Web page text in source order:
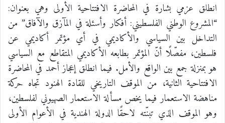
انطلق عزمي بشارة في المحاضرة الافتتاحية الأولى وهي بعنوان:
“المشروع الوطني الفلسطيني: أفكار وأسئلة في المآزق والآفاق” من
التداخل بين السياسي والأكاديمي في أي مؤتمر أكاديمي عن
فلسطين، مفصّلًا أنّ المؤتمر بطابعه الأكاديمي المتقاطع مع السياسي
هو بمنزلة جمع بين الواقع والأمل. فيما انطلق إعجاز أحمد في المحاضرة
الافتتاحية الثانية، من الموقف التاريخي للقادة الهنود تجاه حركة
مناهضة الاستعمار فيما يخص مسألة الاستعمار الصهيوني لفلسطين،
وهو الموقف الذي تبنّته لاحقًا الدولة الهندية في الأعوام الأولى